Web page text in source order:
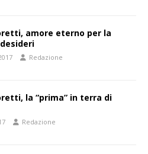
amore eterno per la
Redazione
la “prima” in terra di
Redazione